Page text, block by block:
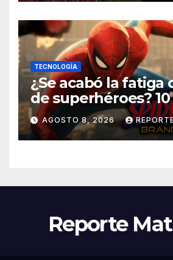
TECNOLOGÍA
¿Se acabó la fatiga
de superhéroes?
por los que
Brand New Day»
esa teoría
AGOSTO 8, 2026
Reporte